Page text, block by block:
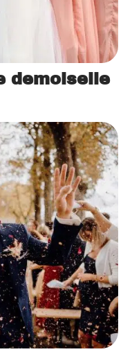
demoiselle